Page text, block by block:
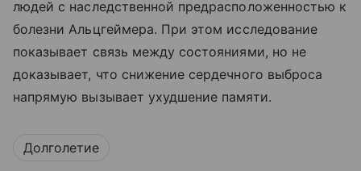
людей с наследственной предрасположенностью к
болезни Альцгеймера. При этом исследование
показывает связь между состояниями, но не
доказывает, что снижение сердечного выброса
напрямую вызывает ухудшение памяти.
Долголетие